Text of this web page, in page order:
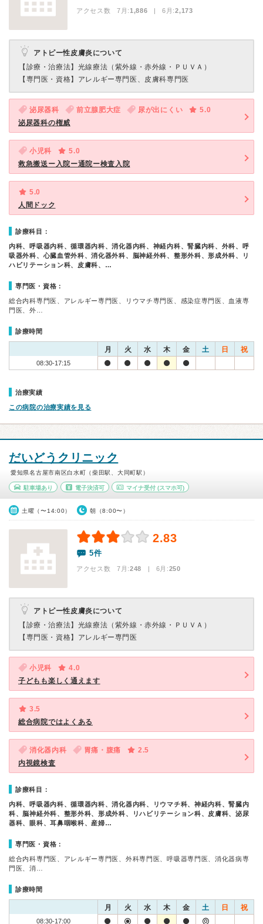
アクセス数 7月:1,886 | 6月:2,173
アトピー性皮膚炎について
【診療・治療法】 光線療法（紫外線・赤外線・ＰＵＶＡ）
【専門医・資格】 アレルギー専門医、皮膚科専門医
泌尿器科 前立腺肥大症 尿が出にくい
5.0
泌尿器科の権威
小児科
5.0
救急搬送ー入院ー通院ー検査入院
5.0
人間ドック
診療科目：
内科、呼吸器内科、循環器内科、消化器内科、神経内科、腎臓内科、外科、呼
吸器外科、心臓血管外科、消化器外科、脳神経外科、整形外科、形成外科、リ
ハビリテーション科、皮膚科、…
専門医・資格：
総合内科専門医、アレルギー専門医、リウマチ専門医、感染症専門医、血液専
門医、外…
診療時間
月 火 水 木 金 土 日 祝
08:30-17:15
治療実績
この病院の治療実績を見る
だいどうクリニック
愛知県名古屋市南区白水町（柴田駅、大同町駅）
駐車場あり 電子決済可 マイナ受付 (スマホ可)
土曜（〜14:00） 朝（8:00〜）
2.83
5件
アクセス数 7月:248 | 6月:250
アトピー性皮膚炎について
【診療・治療法】 光線療法（紫外線・赤外線・ＰＵＶＡ）
【専門医・資格】 アレルギー専門医
小児科
4.0
子どもも楽しく通えます
3.5
総合病院ではよくある
消化器内科 胃痛・腹痛
2.5
内視鏡検査
診療科目：
内科、呼吸器内科、循環器内科、消化器内科、リウマチ科、神経内科、腎臓内
科、脳神経外科、整形外科、形成外科、リハビリテーション科、皮膚科、泌尿
器科、眼科、耳鼻咽喉科、産婦…
専門医・資格：
総合内科専門医、アレルギー専門医、外科専門医、呼吸器専門医、消化器病専
門医、消…
診療時間
月 火 水 木 金 土 日 祝
08:30-17:00